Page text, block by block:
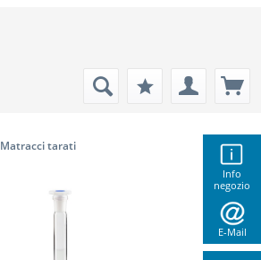
Info
negozio
E-Mail
Matracci tarati